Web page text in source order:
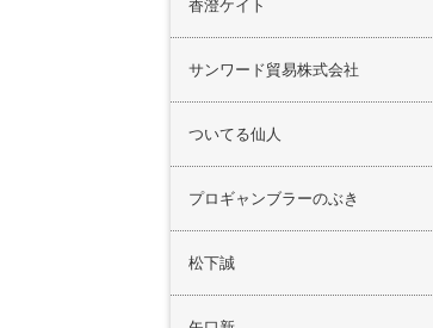
香澄ケイト
サンワード貿易株式会社
ついてる仙人
プロギャンブラーのぶき
松下誠